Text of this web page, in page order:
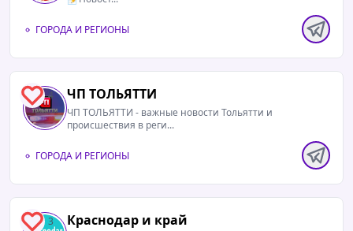
ГОРОДА И РЕГИОНЫ
4 ЧП ТОЛЬЯТТИ
ЧП ТОЛЬЯТТИ - важные новости Тольятти и
происшествия в реги...
ГОРОДА И РЕГИОНЫ
3 Краснодар и край